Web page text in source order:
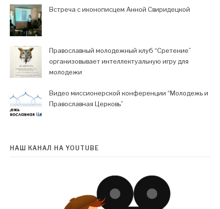
Встреча с иконописцем Анной Свиридецкой
Православный молодежный клуб “Сретение”
организовывает интеллектуальную игру для
молодежи
Видео миссионерской конференции “Молодежь и
Православная Церковь”
НАШ КАНАЛ НА YOUTUBE